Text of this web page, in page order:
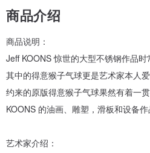
商品介绍
商品说明：
Jeff KOONS 惊世的大型不锈钢作品
其中的得意猴子气球更是艺术家本人
约来的原版得意猴子气球果然有着一
KOONS 的油画、雕塑，滑板和设备作
艺术家介绍：